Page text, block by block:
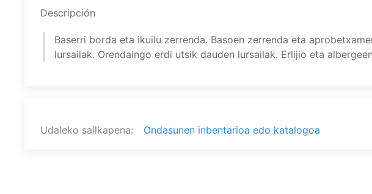
Descripción
Baserri borda eta ikuilu zerrenda. Basoen zerrenda eta
lursailak. Orendaingo erdi utsik dauden lursailak. Erlijio eta
Udaleko sailkapena Ondasunen inbentarioa edo katalogoa